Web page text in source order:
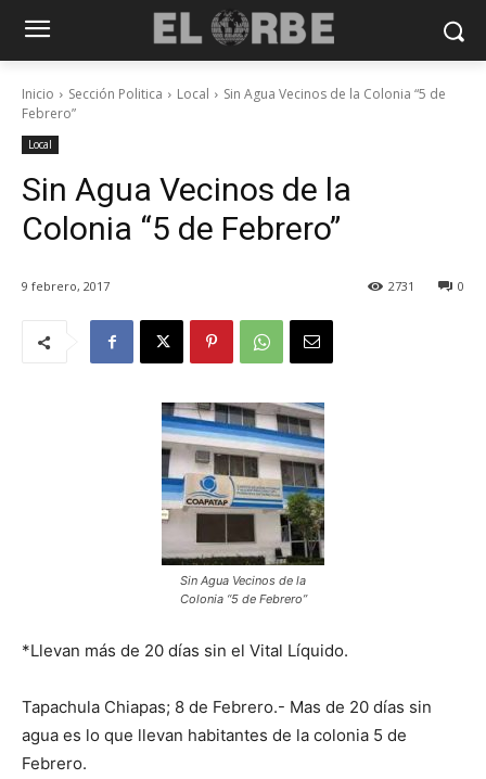
Inicio Sección Politica Local
Sin Agua Vecinos de la Colonia “5 de
Febrero”
Local
Sin Agua Vecinos de la
Colonia “5 de Febrero”
9 febrero, 2017 0
2731
Sin Agua Vecinos de la
Colonia “5 de Febrero”
*Llevan más de 20 días sin el Vital Líquido.
Tapachula Chiapas; 8 de Febrero.- Mas de 20 días sin
agua es lo que llevan habitantes de la colonia 5 de
Febrero.